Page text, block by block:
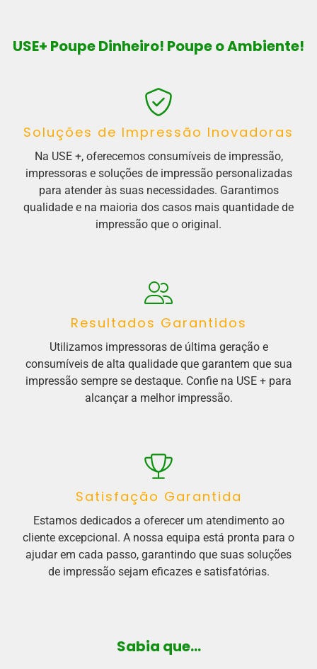
USE+ Poupe Dinheiro! Poupe o Ambiente!
Soluções de Impressão Inovadoras
Na USE +, oferecemos consumíveis de impressão,
impressoras e soluções de impressão personalizadas
para atender às suas necessidades. Garantimos
qualidade e na maioria dos casos mais quantidade de
impressão que o original.
Resultados Garantidos
Utilizamos impressoras de última geração e
consumíveis de alta qualidade que garantem que sua
impressão sempre se destaque. Confie na USE + para
alcançar a melhor impressão.
Satisfação Garantida
Estamos dedicados a oferecer um atendimento ao
cliente excepcional. A nossa equipa está pronta para o
ajudar em cada passo, garantindo que suas soluções
de impressão sejam eficazes e satisfatórias.
Sabia que...